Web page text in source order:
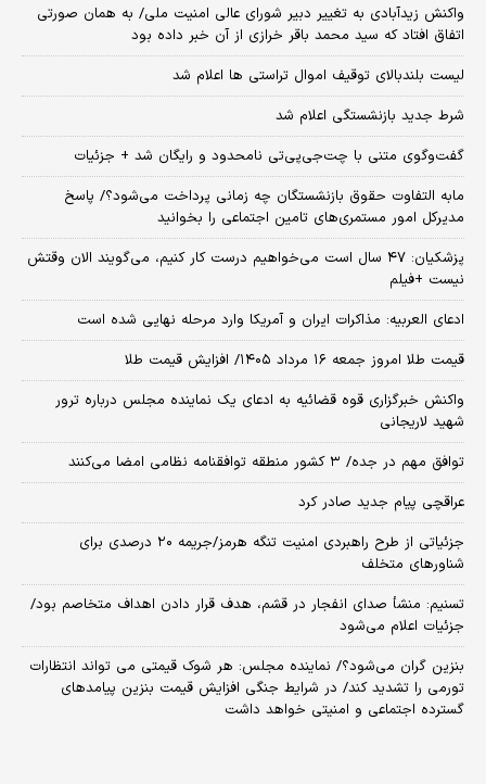
واکنش زیدآبادی به تغییر دبیر شورای عالی امنیت ملی/ به همان صورتی
اتفاق افتاد که سید محمد باقر خرازی از آن خبر داده بود
لیست بلندبالای توقیف اموال تراستی ها اعلام شد
شرط جدید بازنشستگی اعلام شد
گفت‌وگوی متنی با چت‌جی‌پی‌تی نامحدود و رایگان شد + جزئیات
مابه التفاوت حقوق بازنشستگان چه زمانی پرداخت می‌شود؟/ پاسخ
مدیرکل امور مستمری‌های تامین اجتماعی را بخوانید
پزشکیان: ۴۷ سال است می‌خواهیم درست کار کنیم، می‌گویند الان وقتش
نیست +فیلم
ادعای العربیه: مذاکرات ایران و آمریکا وارد مرحله نهایی شده است
قیمت طلا امروز جمعه ۱۶ مرداد ۱۴۰۵/ افزایش قیمت طلا
واکنش خبرگزاری قوه قضائیه به ادعای یک نماینده مجلس درباره ترور
شهید لاریجانی
توافق مهم در جده/ ۳ کشور منطقه توافقنامه نظامی امضا می‌کنند
عراقچی پیام جدید صادر کرد
جزئیاتی از طرح راهبردی امنیت تنگه هرمز/جریمه ۲۰ درصدی برای
شناورهای متخلف
تسنیم: منشأ صدای انفجار در قشم، هدف قرار دادن اهداف متخاصم بود/
جزئیات اعلام می‌شود
بنزین گران می‌شود؟/ نماینده مجلس: هر شوک قیمتی می تواند انتظارات
تورمی را تشدید کند/ در شرایط جنگی افزایش قیمت بنزین پیامدهای
گسترده اجتماعی و امنیتی خواهد داشت